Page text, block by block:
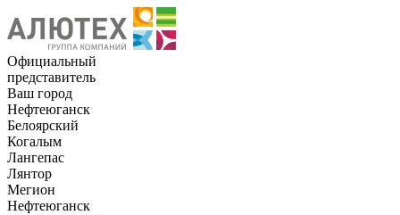
Официальный
представитель
Ваш город
Нефтеюганск
Белоярский
Когалым
Лангепас
Лянтор
Мегион
Нефтеюганск